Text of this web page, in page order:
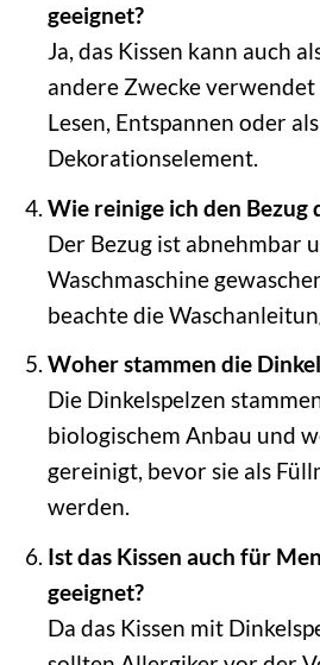
geeignet?
Ja, das Kissen kann auch
andere Zwecke verwendet
Lesen, Entspannen oder als
Dekorationselement.
Wie reinige ich den Bezug
Der Bezug ist abnehmbar
Waschmaschine
beachte die
Woher stammen die
Die Dinkelspelzen
biologischem Anbau und
gereinigt, bevor sie als
werden.
Ist das Kissen auch für
geeignet?
Da das Kissen mit